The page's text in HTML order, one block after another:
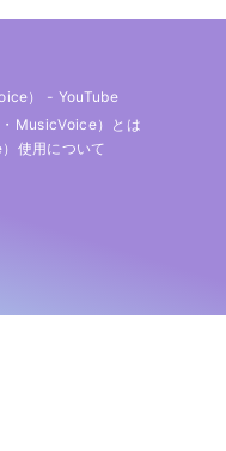
） - YouTube
MusicVoice）とは
使用について